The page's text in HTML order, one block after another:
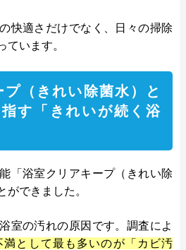
快適さだけでなく、日々の掃除
ています。
（きれい除菌水）と
す「きれいが続く浴
「浴室クリアキープ（きれい除
ができました。
室の汚れの原因です。調査によ
満として最も多いのが「カビ汚